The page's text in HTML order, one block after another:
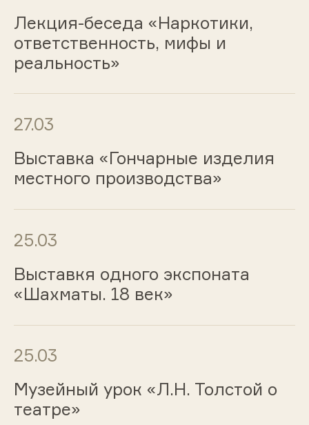
Лекция-беседа «Наркотики,
ответственность, мифы и
реальность»
27.03
Выставка «Гончарные изделия
местного производства»
25.03
Выставкя одного экспоната
«Шахматы. 18 век»
25.03
Музейный урок «Л.Н. Толстой о
театре»